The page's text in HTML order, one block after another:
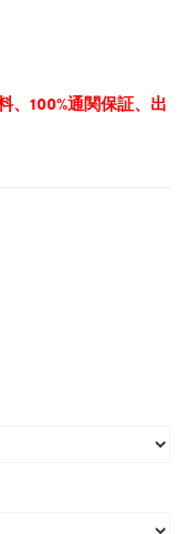
、100%通関保証、出